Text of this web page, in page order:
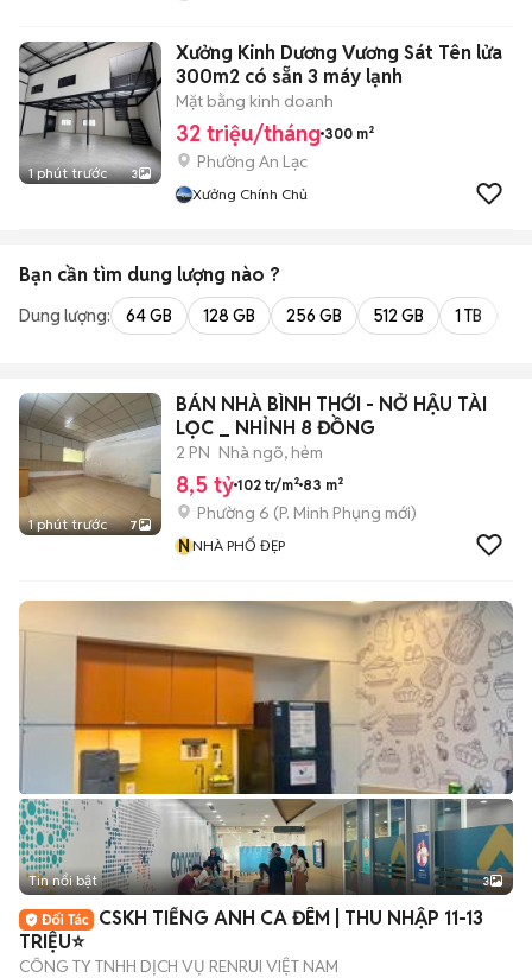
1 phút trước 3
Xưởng Kinh Dương Vương Sát Tên lửa
300m2 có sẵn 3 máy lạnh
Mặt bằng kinh doanh
32 triệu/tháng 300 m²
Phường An Lạc
Xưởng Chính Chủ
Bạn cần tìm dung lượng nào ?
Dung lượng: 64 GB 128 GB 256 GB 512 GB 1 TB
1 phút trước 7
BÁN NHÀ BÌNH THỚI - NỞ HẬU TÀI
LỌC _ NHỈNH 8 ĐỒNG
2 PN Nhà ngõ, hẻm
8,5 tỷ 102 tr/m² 83 m²
Phường 6 (P. Minh Phụng mới)
NNHÀ PHỐ ĐẸP
Tin nổi bật 3
CSKH TIẾNG ANH CA ĐÊM | THU NHẬP 11-13
TRIỆU⭐
CÔNG TY TNHH DỊCH VỤ RENRUI VIỆT NAM